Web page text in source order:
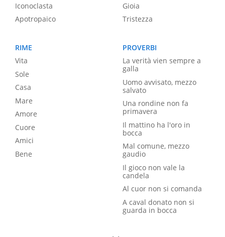
Iconoclasta
Apotropaico
Gioia
Tristezza
RIME
Vita
Sole
Casa
Mare
Amore
Cuore
Amici
Bene
PROVERBI
La verità vien sempre a
galla
Uomo avvisato, mezzo
salvato
Una rondine non fa
primavera
Il mattino ha l'oro in
bocca
Mal comune, mezzo
gaudio
Il gioco non vale la
candela
Al cuor non si comanda
A caval donato non si
guarda in bocca